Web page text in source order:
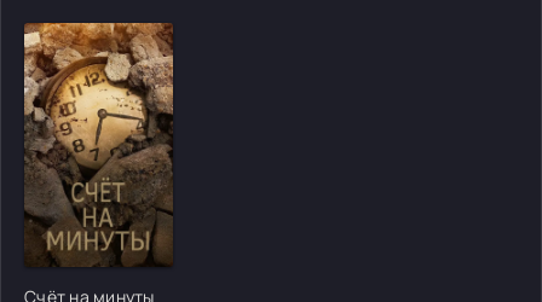
[/xfgiven_cvh_poster_urlcvh_poster_url]
Счёт на минуты